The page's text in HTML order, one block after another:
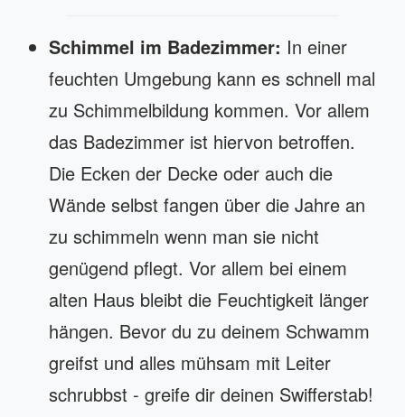
Schimmel im Badezimmer: In einer
feuchten Umgebung kann es schnell mal
zu Schimmelbildung kommen. Vor allem
das Badezimmer ist hiervon betroffen.
Die Ecken der Decke oder auch die
Wände selbst fangen über die Jahre an
zu schimmeln wenn man sie nicht
genügend pflegt. Vor allem bei einem
alten Haus bleibt die Feuchtigkeit länger
hängen. Bevor du zu deinem Schwamm
greifst und alles mühsam mit Leiter
schrubbst - greife dir deinen Swifferstab!